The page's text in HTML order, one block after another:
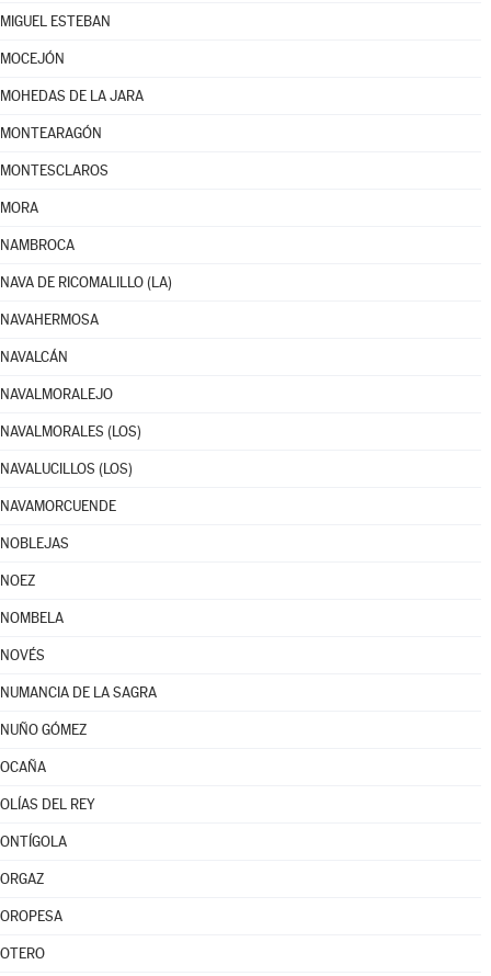
MIGUEL ESTEBAN
MOCEJÓN
MOHEDAS DE LA JARA
MONTEARAGÓN
MONTESCLAROS
MORA
NAMBROCA
NAVA DE RICOMALILLO (LA)
NAVAHERMOSA
NAVALCÁN
NAVALMORALEJO
NAVALMORALES (LOS)
NAVALUCILLOS (LOS)
NAVAMORCUENDE
NOBLEJAS
NOEZ
NOMBELA
NOVÉS
NUMANCIA DE LA SAGRA
NUÑO GÓMEZ
OCAÑA
OLÍAS DEL REY
ONTÍGOLA
ORGAZ
OROPESA
OTERO